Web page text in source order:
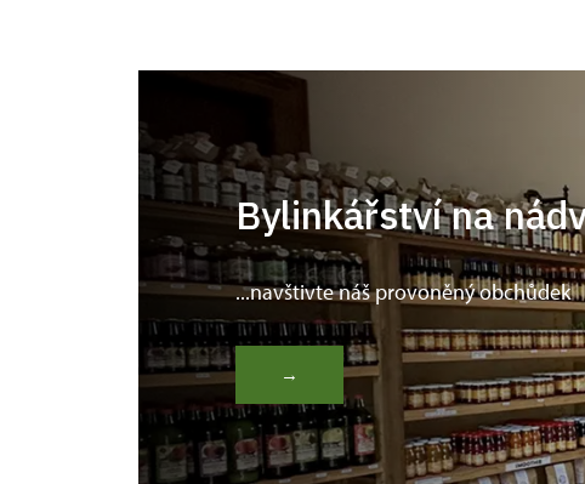
Bylinkářství na
...navštivte náš provoněný obchůdek
→